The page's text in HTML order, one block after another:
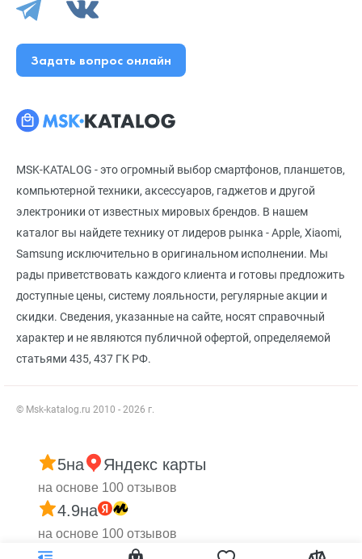
MSK-KATALOG - это огромный выбор смартфонов, планшетов,
компьютерной техники, аксессуаров, гаджетов и другой
электроники от известных мировых брендов. В нашем
каталог вы найдете технику от лидеров рынка - Apple, Xiaomi,
Samsung исключительно в оригинальном исполнении. Мы
рады приветствовать каждого клиента и готовы предложить
доступные цены, систему лояльности, регулярные акции и
скидки. Сведения, указанные на сайте, носят справочный
характер и не являются публичной офертой, определяемой
статьями 435, 437 ГК РФ.
© Msk-katalog.ru 2010 - 2026 г.
Задать вопрос онлайн
5на Яндекс карты
на основе 100 отзывов
4.9на
на основе 100 отзывов